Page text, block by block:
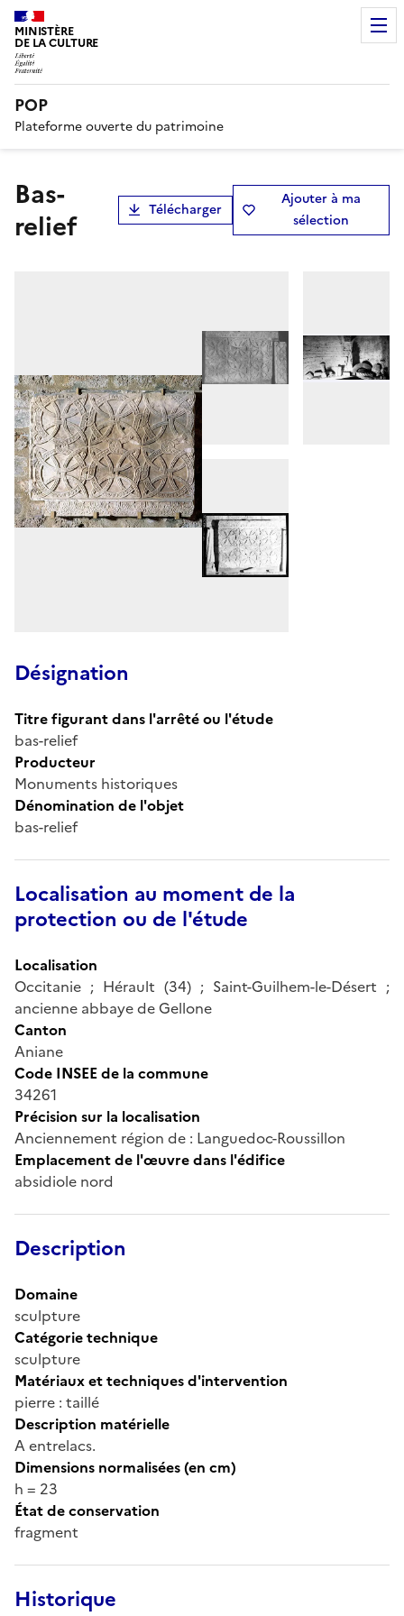
MINISTÈRE
DE LA CULTURE
POP
Plateforme ouverte du patrimoine
bas-
relief
Télécharger
Ajouter à ma
sélection
Désignation
Titre figurant dans l'arrêté ou l'étude
bas-relief
Producteur
Monuments historiques
Dénomination de l'objet
bas-relief
Localisation au moment de la
protection ou de l'étude
Localisation
Occitanie ; Hérault (34) ; Saint-Guilhem-le-Désert ;
ancienne abbaye de Gellone
Canton
Aniane
Code INSEE de la commune
34261
Précision sur la localisation
Anciennement région de : Languedoc-Roussillon
Emplacement de l'œuvre dans l'édifice
absidiole nord
Description
Domaine
sculpture
Catégorie technique
sculpture
Matériaux et techniques d'intervention
pierre : taillé
Description matérielle
A entrelacs.
Dimensions normalisées (en cm)
h = 23
État de conservation
fragment
Historique